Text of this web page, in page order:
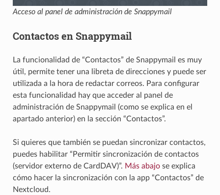
Acceso al panel de administración de Snappymail
Contactos en Snappymail
La funcionalidad de “Contactos” de Snappymail es muy
útil, permite tener una libreta de direcciones y puede ser
utilizada a la hora de redactar correos. Para configurar
esta funcionalidad hay que acceder al panel de
administración de Snappymail (como se explica en el
apartado anterior) en la sección “Contactos”.
Si quieres que también se puedan sincronizar contactos,
puedes habilitar “Permitir sincronización de contactos
(servidor externo de CardDAV)”. Más abajose explica
cómo hacer la sincronización con la app “Contactos” de
Nextcloud.